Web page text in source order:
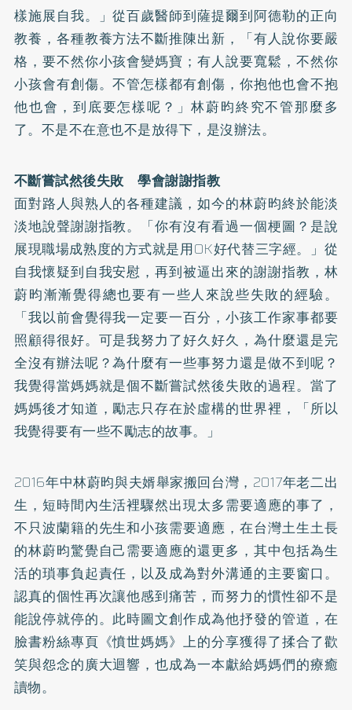
樣施展自我。」從百歲醫師到薩提爾到阿德勒的正向
教養，各種教養方法不斷推陳出新，「有人說你要嚴
格，要不然你小孩會變媽寶；有人說要寬鬆，不然你
小孩會有創傷。不管怎樣都有創傷，你抱他也會不抱
他也會，到底要怎樣呢？」林蔚昀終究不管那麼多
了。不是不在意也不是放得下，是沒辦法。
不斷嘗試然後失敗 學會謝謝指教
面對路人與熟人的各種建議，如今的林蔚昀終於能淡
淡地說聲謝謝指教。「你有沒有看過一個梗圖？是說
展現職場成熟度的方式就是用OK好代替三字經。」從
自我懷疑到自我安慰，再到被逼出來的謝謝指教，林
蔚昀漸漸覺得總也要有一些人來說些失敗的經驗。
「我以前會覺得我一定要一百分，小孩工作家事都要
照顧得很好。可是我努力了好久好久，為什麼還是完
全沒有辦法呢？為什麼有一些事努力還是做不到呢？
我覺得當媽媽就是個不斷嘗試然後失敗的過程。當了
媽媽後才知道，勵志只存在於虛構的世界裡，「所以
我覺得要有一些不勵志的故事。」
2016年中林蔚昀與夫婿舉家搬回台灣，2017年老二出
生，短時間內生活裡驟然出現太多需要適應的事了，
不只波蘭籍的先生和小孩需要適應，在台灣土生土長
的林蔚昀驚覺自己需要適應的還更多，其中包括為生
活的瑣事負起責任，以及成為對外溝通的主要窗口。
認真的個性再次讓他感到痛苦，而努力的慣性卻不是
能說停就停的。此時圖文創作成為他抒發的管道，在
臉書粉絲專頁《憤世媽媽》上的分享獲得了揉合了歡
笑與怨念的廣大迴響，也成為一本獻給媽媽們的療癒
讀物。